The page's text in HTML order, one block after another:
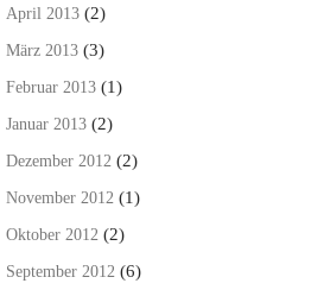
April 2013 (2)
März 2013 (3)
Februar 2013 (1)
Januar 2013 (2)
Dezember 2012 (2)
November 2012 (1)
Oktober 2012 (2)
September 2012 (6)